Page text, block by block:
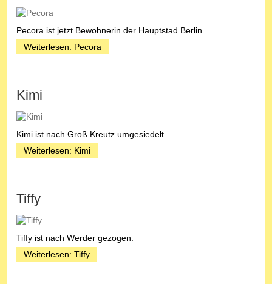
Pecora ist jetzt Bewohnerin der Hauptstad Berlin.
Weiterlesen: Pecora
Kimi
Kimi ist nach Groß Kreutz umgesiedelt.
Weiterlesen: Kimi
Tiffy
Tiffy ist nach Werder gezogen.
Weiterlesen: Tiffy